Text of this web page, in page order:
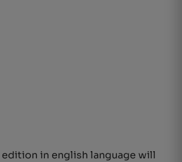
edition in english language will